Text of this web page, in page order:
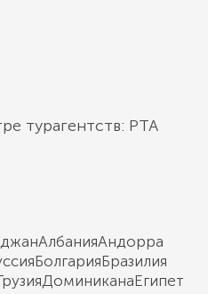
турагентств: РТА
АлбанияАндорра
БолгарияБразилия
ДоминиканаЕгипет